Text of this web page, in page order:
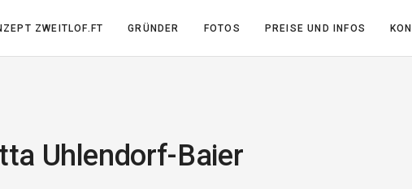
ZWEITLOF.FT GRÜNDER FOTOS PREISE UND INFOS
Uhlendorf-Baier